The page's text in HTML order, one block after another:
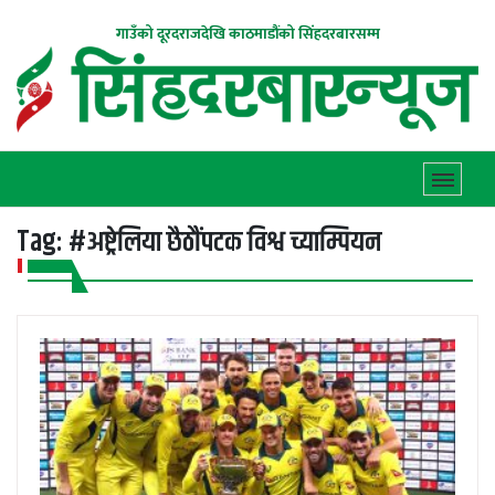
गाउँको दूरदराजदेखि काठमाडौंको सिंहदरबारसम्म
Tag: #अष्ट्रेलिया छैठौंपटक विश्व च्याम्पियन